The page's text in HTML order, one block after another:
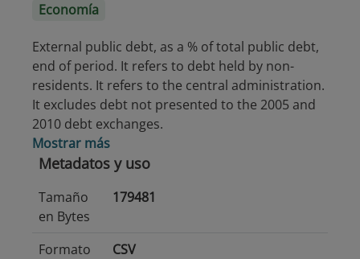
Economía
External public debt, as a % of total public debt,
end of period. It refers to debt held by non-
residents. It refers to the central administration.
It excludes debt not presented to the 2005 and
2010 debt exchanges.
Mostrar más
Metadatos y uso
Tamaño
en Bytes
179481
Formato
CSV